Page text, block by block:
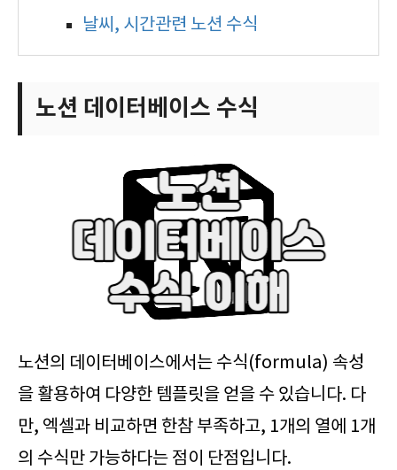
날씨, 시간관련 노션 수식
노션 데이터베이스 수식
노션의 데이터베이스에서는 수식(formula) 속성
을 활용하여 다양한 템플릿을 얻을 수 있습니다. 다
만, 엑셀과 비교하면 한참 부족하고, 1개의 열에 1개
의 수식만 가능하다는 점이 단점입니다.